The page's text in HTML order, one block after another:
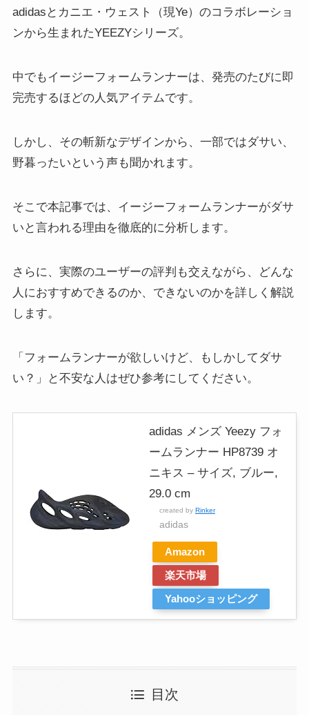
adidasとカニエ・ウェスト（現Ye）のコラボレーショ
ンから生まれたYEEZYシリーズ。
中でもイージーフォームランナーは、発売のたびに即
完売するほどの人気アイテムです。
しかし、その斬新なデザインから、一部ではダサい、
野暮ったいという声も聞かれます。
そこで本記事では、イージーフォームランナーがダサ
いと言われる理由を徹底的に分析します。
さらに、実際のユーザーの評判も交えながら、どんな
人におすすめできるのか、できないのかを詳しく解説
します。
「フォームランナーが欲しいけど、もしかしてダサ
い？」と不安な人はぜひ参考にしてください。
adidas メンズ Yeezy フォ
ームランナー HP8739 オ
ニキス – サイズ, ブルー,
29.0 cm
created by Rinker
adidas
Amazon
楽天市場
Yahooショッピング
目次